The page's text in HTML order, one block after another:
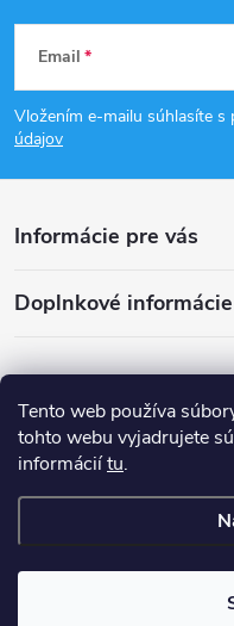
Tento web používa
tohto webu vyjadrujete
informáciítu.
Z
á
p
ä
e
Email
Vložením e-mailu súhlasíte s
údajov
Informácie pre vás
Doplnkové informácie
Copyright 2026